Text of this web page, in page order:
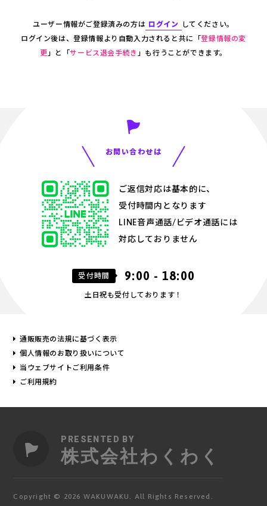
合わせ
ユーザー情報がご登録済みの方は ログイン してください。
ログイン後は、登録情報より自動入力されると共に「登録情報の変
更 」と「サービス退会手続き 」も行うことができます。
お問い合わせは
ご返信対応は基本的に、
受付時間内となります
LINE音声通話/ビデオ通話には
対応しておりません
受付時間 9:00 - 18:00
土日祝も受付しております！
通販販売の法規に基づく表示
個人情報のお取り扱いについて
当ウェブサイトご利用条件
ご利用規約
PRESENTED BY
株式会社わくわく
Copyright © 2026 WAKUWAKU. All Rights Reserved.